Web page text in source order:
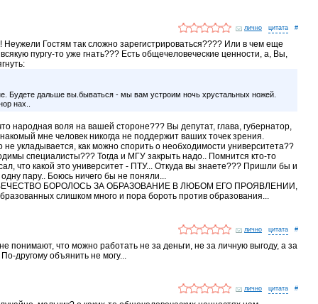
лично #
Неужели Гостям так сложно зарегистрироваться???? Или в чем еще
пургу-то уже гнать??? Есть общечеловеческие ценности, а, Вы,
Будете дальше вы.бываться - мы вам устроим ночь хрустальных ножей.
нах..
народная воля на вашей стороне??? Вы депутат, глава, губернатор,
мне человек никогда не поддержит ваших точек зрения.
укладывается, как можно спорить о необходимости университета??
специалисты??? Тогда и МГУ закрыть надо.. Помнится кто-то
что какой это университет - ПТУ... Откуда вы знаете??? Пришли бы и
пару.. Боюсь ничего бы не поняли...
БОРОЛОСЬ ЗА ОБРАЗОВАНИЕ В ЛЮБОМ ЕГО ПРОЯВЛЕНИИ,
слишком много и пора бороть против образования...
лично #
понимают, что можно работать не за деньги, не за личную выгоду, а за
другому объянить не могу...
лично #